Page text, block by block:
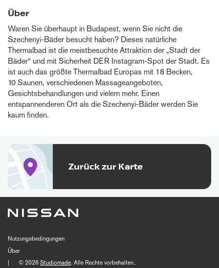
Über
Waren Sie überhaupt in Budapest, wenn Sie nicht die
Szechenyi-Bäder besucht haben? Dieses natürliche
Thermalbad ist die meistbesuchte Attraktion der „Stadt der
Bäder“ und mit Sicherheit DER Instagram-Spot der Stadt. Es
ist auch das größte Thermalbad Europas mit 18 Becken,
10 Saunen, verschiedenen Massageangeboten,
Gesichtsbehandlungen und vielem mehr. Einen
entspannenderen Ort als die Szechenyi-Bäder werden Sie
kaum finden.
Zurück zur Karte
Nutzungsbedingungen
Über
|
© 2026Studiomade. Alle Rechte vorbehalten..